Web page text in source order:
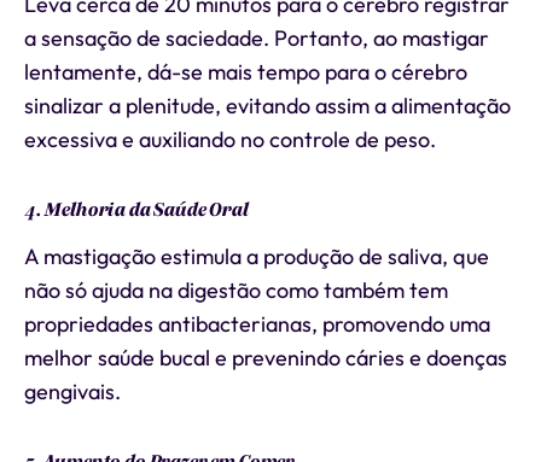
a sensação de saciedade. Portanto, ao mastigar
lentamente, dá-se mais tempo para o cérebro
sinalizar a plenitude, evitando assim a alimentação
excessiva e auxiliando no controle de peso.
4. Melhoria da Saúde Oral
A mastigação estimula a produção de saliva, que
não só ajuda na digestão como também tem
propriedades antibacterianas, promovendo uma
melhor saúde bucal e prevenindo cáries e doenças
gengivais.